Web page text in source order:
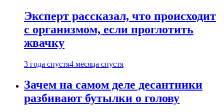
Эксперт рассказал, что происходит
с организмом, если проглотить
жвачку
3 года спустя4 месяца спустя
Зачем на самом деле десантники
разбивают бутылки о голову